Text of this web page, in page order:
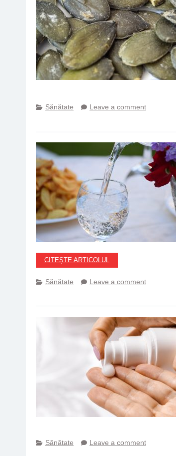
Sănătate Leave a comment
CITEȘTE ARTICOLUL
Sănătate Leave a comment
Sănătate Leave a comment